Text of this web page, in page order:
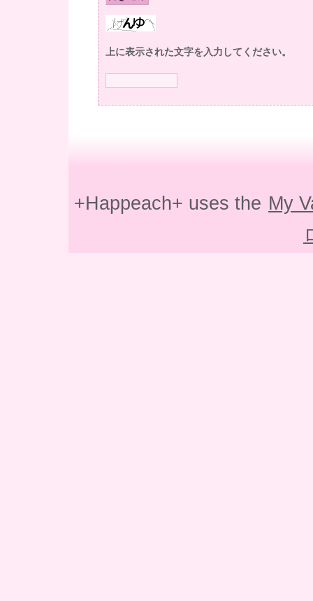
上に表示された文字を入力してください。
+Happeach+ uses the My